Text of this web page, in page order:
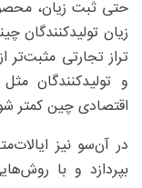
حتی ثبت زیان،
زیان تولیدکنندگان
تراز تجارتی مثبت‌تر
و تولیدکنندگان
اقتصادی چین کمتر
در آن‌سو نیز
بپردازد و با